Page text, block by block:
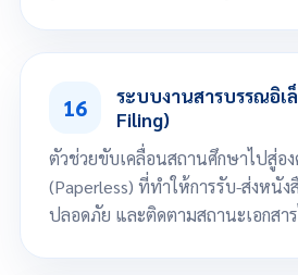
ออกแบบบัตรนักเรียน-บุคลากร
จัดการโฟลเดอร์สำหรับเก็บไฟล์รูปภาพ
16
ระบบงานสารบรรณอิเ
Filing)
ตัวช่วยขับเคลื่อนสถานศึกษาไปสู่อง
(Paperless) ที่ทำให้การรับ-ส่งหนัง
ปลอดภัย และติดตามสถานะเอกสา